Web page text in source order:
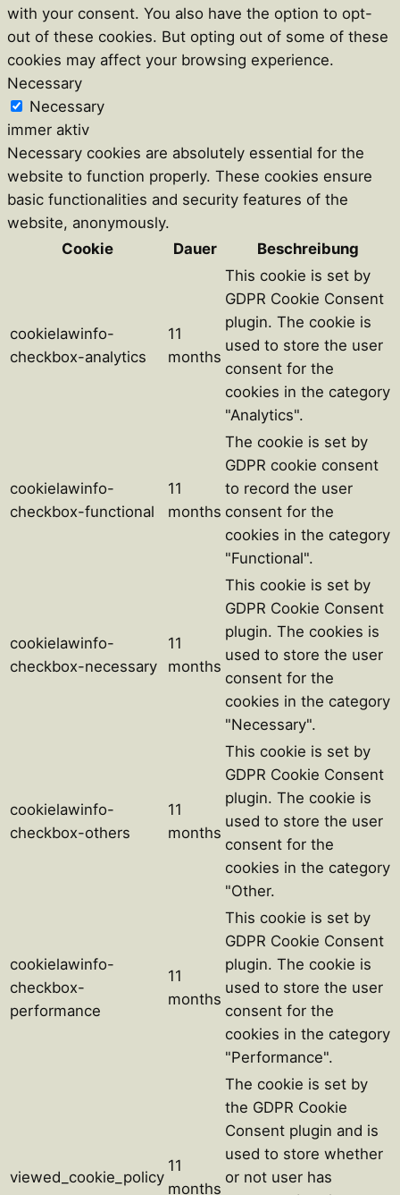
with your consent. You also have the option to opt-
out of these cookies. But opting out of some of these
cookies may affect your browsing experience.
Necessary
Necessary
immer aktiv
Necessary cookies are absolutely essential for the
website to function properly. These cookies ensure
basic functionalities and security features of the
website, anonymously.
Cookie
Dauer Beschreibung
cookielawinfo-
checkbox-analytics
11
months
This cookie is set by
GDPR Cookie Consent
plugin. The cookie is
used to store the user
consent for the
cookies in the category
"Analytics".
cookielawinfo-
checkbox-functional
11
months
The cookie is set by
GDPR cookie consent
to record the user
consent for the
cookies in the category
"Functional".
cookielawinfo-
checkbox-necessary
11
months
This cookie is set by
GDPR Cookie Consent
plugin. The cookies is
used to store the user
consent for the
cookies in the category
"Necessary".
cookielawinfo-
checkbox-others
11
months
This cookie is set by
GDPR Cookie Consent
plugin. The cookie is
used to store the user
consent for the
cookies in the category
"Other.
cookielawinfo-
checkbox-
performance
11
months
This cookie is set by
GDPR Cookie Consent
plugin. The cookie is
used to store the user
consent for the
cookies in the category
"Performance".
viewed_cookie_policy
11
months
The cookie is set by
the GDPR Cookie
Consent plugin and is
used to store whether
or not user has